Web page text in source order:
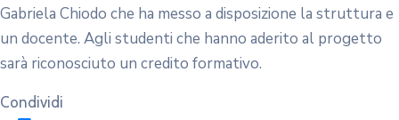
Gabriela Chiodo che ha messo a disposizione la struttura e
un docente. Agli studenti che hanno aderito al progetto
sarà riconosciuto un credito formativo.
Condividi